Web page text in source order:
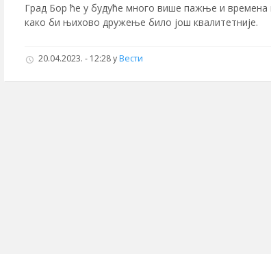
Град Бор ће у будуће много више пажње и
како би њихово дружење било још квалитетније.
20.04.2023. - 12:28уВести